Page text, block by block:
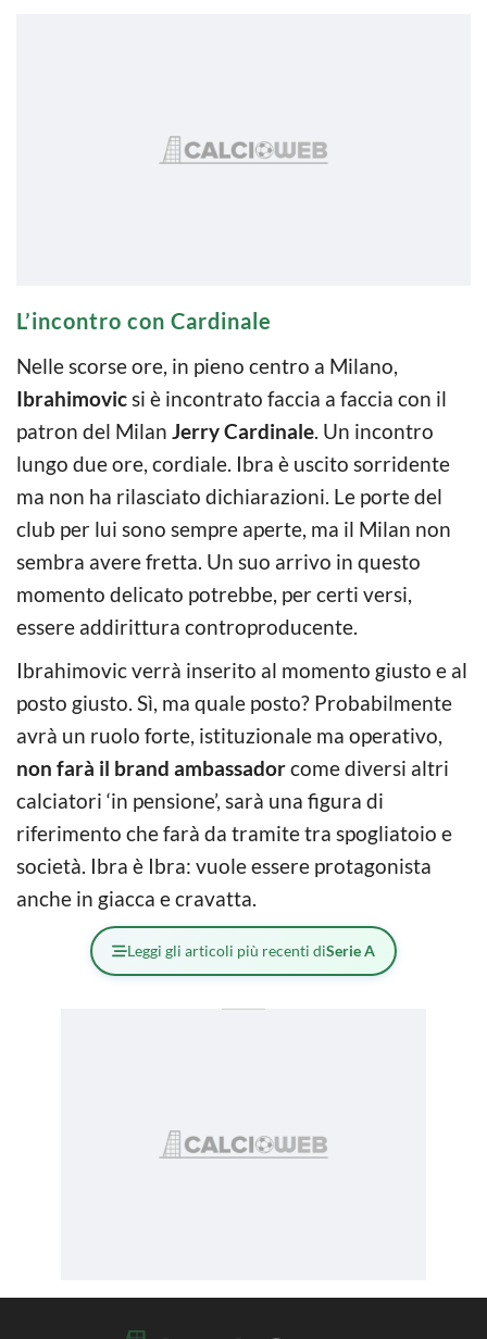
L’incontro con Cardinale
Nelle scorse ore, in pieno centro a Milano,
Ibrahimovicsi è incontrato faccia a faccia con il
patron del Milan Jerry Cardinale. Un incontro
lungo due ore, cordiale. Ibra è uscito sorridente
ma non ha rilasciato dichiarazioni. Le porte del
club per lui sono sempre aperte, ma il Milan non
sembra avere fretta. Un suo arrivo in questo
momento delicato potrebbe, per certi versi,
essere addirittura controproducente.
Ibrahimovic verrà inserito al momento giusto e al
posto giusto. Sì, ma quale posto? Probabilmente
avrà un ruolo forte, istituzionale ma operativo,
non farà il brand ambassadorcome diversi altri
calciatori ‘in pensione’, sarà una figura di
riferimento che farà da tramite tra spogliatoio e
società. Ibra è Ibra: vuole essere protagonista
anche in giacca e cravatta.
Leggi gli articoli più recenti diSerie A